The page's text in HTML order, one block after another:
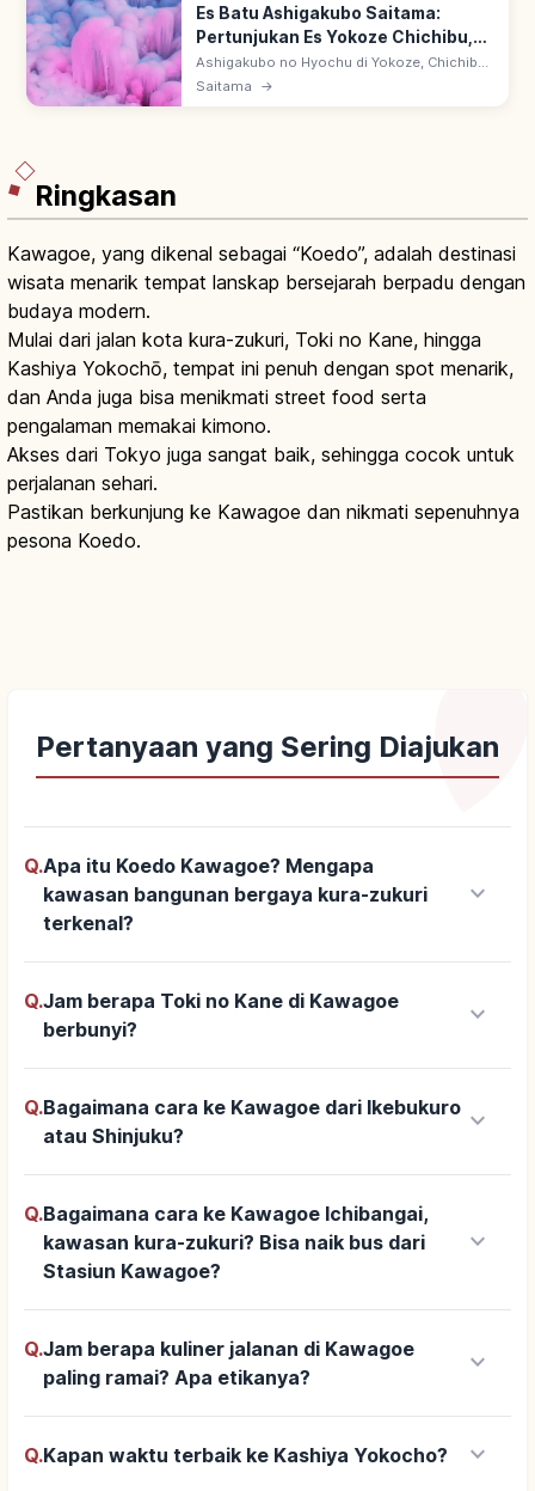
Es Batu Ashigakubo Saitama:
Pertunjukan Es Yokoze Chichibu,
Alam & Rute
Ashigakubo no Hyochu di Yokoze, Chichibu,
Saitama: formasi es musim dingin di lereng
Saitama →
Ringkasan
Kawagoe, yang dikenal sebagai “Koedo”, adalah destinasi
wisata menarik tempat lanskap bersejarah berpadu dengan
budaya modern.
Mulai dari jalan kota kura-zukuri, Toki no Kane, hingga
Kashiya Yokochō, tempat ini penuh dengan spot menarik,
dan Anda juga bisa menikmati street food serta
pengalaman memakai kimono.
Akses dari Tokyo juga sangat baik, sehingga cocok untuk
perjalanan sehari.
Pastikan berkunjung ke Kawagoe dan nikmati sepenuhnya
pesona Koedo.
Pertanyaan yang Sering Diajukan
Q.Apa itu Koedo Kawagoe? Mengapa
kawasan bangunan bergaya kura-zukuri
terkenal?
keyboard_arrow_down
Q.Jam berapa Toki no Kane di Kawagoe
berbunyi?
keyboard_arrow_down
Q.Bagaimana cara ke Kawagoe dari Ikebukuro
atau Shinjuku?
keyboard_arrow_down
Q.Bagaimana cara ke Kawagoe Ichibangai,
kawasan kura-zukuri? Bisa naik bus dari
Stasiun Kawagoe?
keyboard_arrow_down
Q.Jam berapa kuliner jalanan di Kawagoe
paling ramai? Apa etikanya?
keyboard_arrow_down
Q.Kapan waktu terbaik ke Kashiya Yokocho? keyboard_arrow_down